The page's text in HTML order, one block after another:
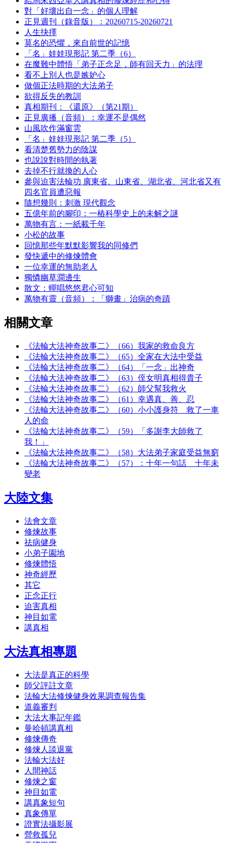
對「好壞出自一念」的個人理解
正見週刊（錄音版）：20260715-20260721
人生抉擇
莫名的恐懼，來自前世的記憶
「名」娃娃現形記 第二季（6）
在魔難中體悟「弟子正念足，師有回天力」的法理
看不上別人也是嫉妒心
做個正法時期的大法弟子
欲得反失的教訓
真相期刊：《還原》（第21期）
正見廣播（音頻）：幸運不是偶然
山風吹作滿窗雲
「名」娃娃現形記 第二季（5）
看清楚舊勢力的陰謀
也說說對時間的執著
去掉不行就換的人心
參與迫害法輪功 廣東省、山東省、湖北省、河北省又有
四名官員遭惡報
隨想幾則：刺激 現代觀念
五億年前的腳印：一樁科學史上的未解之謎
萬物有言：一紙載千年
小松的故事
回憶那些年默默影響我的同修們
發快遞中的修煉體會
一位幸運的無助老人
獨憐幽草澗邊生
散文：蟬唱悠悠君心可知
萬物有靈（音頻）：「獅畫」治病的奇蹟
相關文章
《法輪大法神奇故事二》（66）我家的救命良方
《法輪大法神奇故事二》（65）全家在大法中受益
《法輪大法神奇故事二》（64）「一念」出神奇
《法輪大法神奇故事二》（63）侄女明真相得貴子
《法輪大法神奇故事二》（62）師父幫我救火
《法輪大法神奇故事二》（61）幸遇真、善、忍
《法輪大法神奇故事二》（60）小小護身符 救了一車
人的命
《法輪大法神奇故事二》（59）「多謝李大師救了
我！」
《法輪大法神奇故事二》（58）大法弟子家庭受益無窮
《法輪大法神奇故事二》（57）：十年一句話 十年未
變老
大陸文集
法會文章
修煉故事
祛病健身
小弟子園地
修煉體悟
神奇經歷
其它
正念正行
迫害真相
神目如電
講真相
大法真相專題
大法是真正的科學
師父評註文章
法輪大法修煉健身效果調查報告集
道義審判
大法大事記年鑑
曼哈頓講真相
修煉傳奇
修煉人談退黨
法輪大法好
人間神話
修煉之窗
神目如電
講真象短句
真象傳單
證實法攝影展
營救孤兒